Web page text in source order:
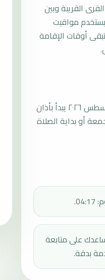
القريبة وبين
مواقيت
أوقات الإقامة
موعد صلاة الجمعة القادمة في كارنال بتاريخ الجمعة، ٧ أغسطس ٢٠٢٦ يبدأ بأذان
عند 12:38، ثم إقامة الجمعة أو بداية الصلاة
يساعدك على متابعة
بدقة.